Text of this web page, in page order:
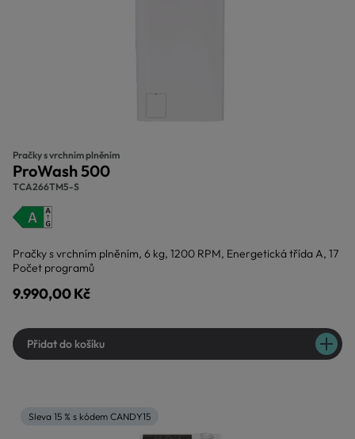
Pračky s vrchním plněním
ProWash 500
TCA266TM5-S
Pračky s vrchním plněním, 6 kg, 1200 RPM, Energetická třída A, 17
Počet programů
9.990,00 Kč
Přidat do košíku
Sleva 15 % s kódem CANDY15